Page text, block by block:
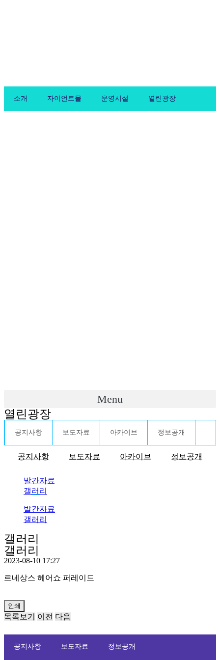
소개 자이언트몰 운영시설 열린광장
Menu
열린광장
공지사항 보도자료 아카이브 정보공개
공지사항 보도자료 아카이브 정보공개
발간자료
갤러리
발간자료
갤러리
갤러리
갤러리
2023-08-10 17:27
르네상스 헤어쇼 퍼레이드
인쇄
목록보기 이전 다음
공지사항 보도자료 정보공개